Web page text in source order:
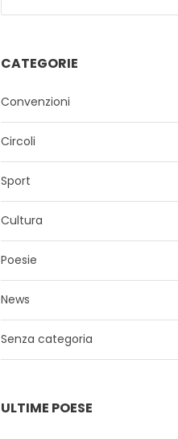
CATEGORIE
Convenzioni
Circoli
Sport
Cultura
Poesie
News
Senza categoria
ULTIME POESE